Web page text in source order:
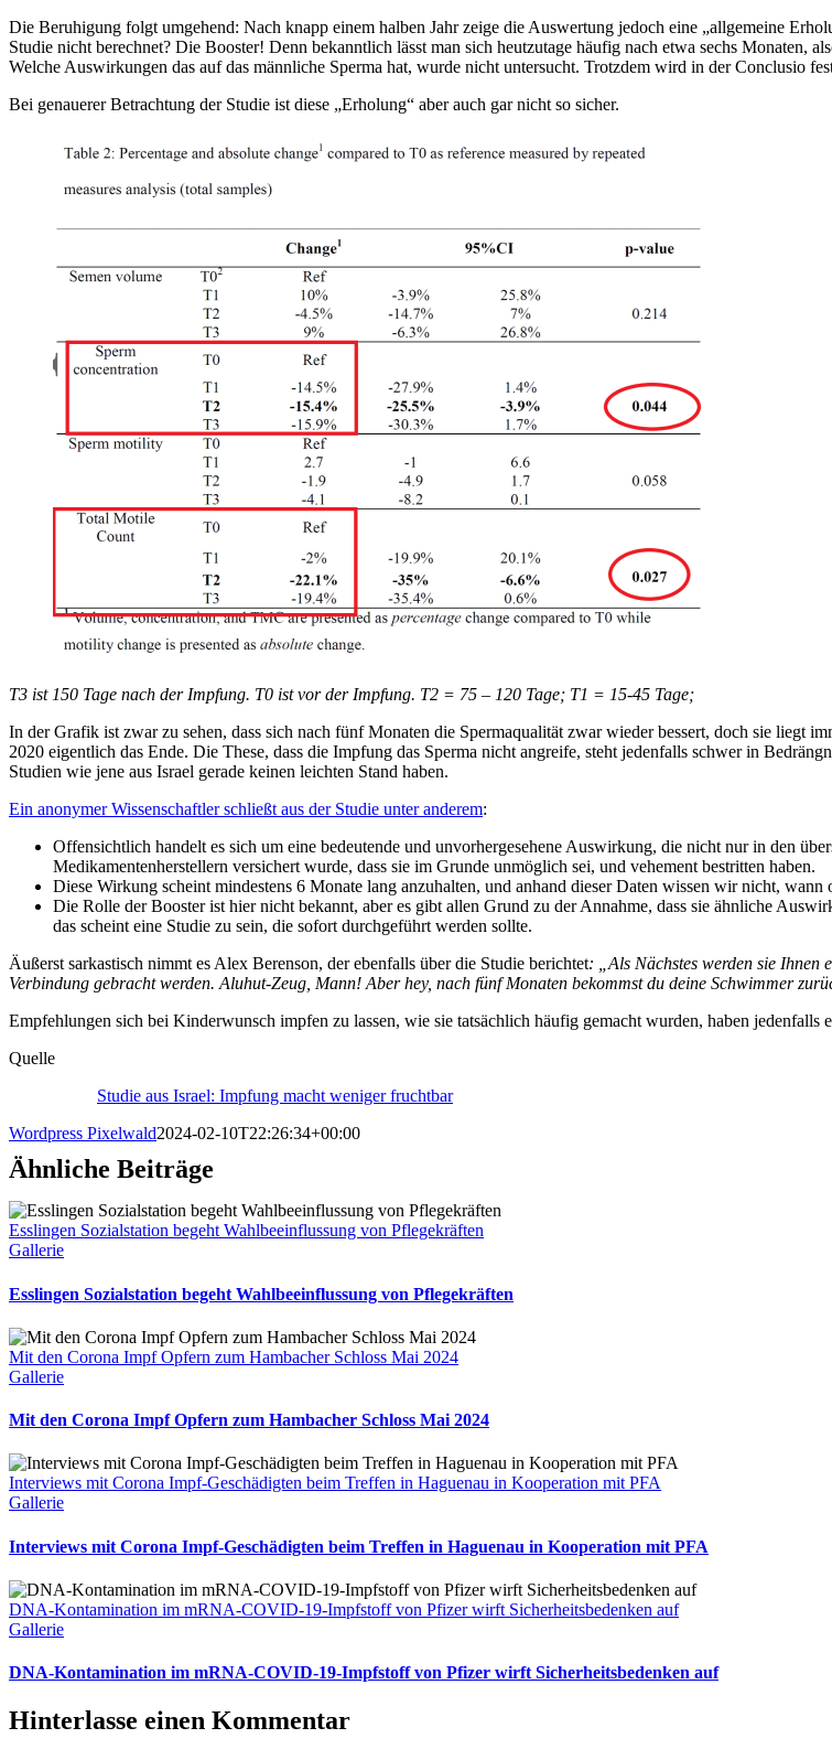
Die Beruhigung folgt umgehend: Nach knapp einem halben Jahr zeige die Auswertung jedoch eine „allgemeine
Studie nicht berechnet? Die Booster! Denn bekanntlich lässt man sich heutzutage häufig nach etwa sechs Monaten,
Welche Auswirkungen das auf das männliche Sperma hat, wurde nicht untersucht. Trotzdem wird in der Conclusio
Bei genauerer Betrachtung der Studie ist diese „Erholung“ aber auch gar nicht so sicher.
T3 ist 150 Tage nach der Impfung. T0 ist vor der Impfung. T2 = 75 – 120 Tage; T1 = 15-45 Tage;
In der Grafik ist zwar zu sehen, dass sich nach fünf Monaten die Spermaqualität zwar wieder bessert, doch sie
2020 eigentlich das Ende. Die These, dass die Impfung das Sperma nicht angreife, steht jedenfalls schwer in
Studien wie jene aus Israel gerade keinen leichten Stand haben.
Ein anonymer Wissenschaftler schließt aus der Studie unter anderem:
Offensichtlich handelt es sich um eine bedeutende und unvorhergesehene Auswirkung, die nicht nur in den
Medikamentenherstellern versichert wurde, dass sie im Grunde unmöglich sei, und vehement bestritten haben.
Diese Wirkung scheint mindestens 6 Monate lang anzuhalten, und anhand dieser Daten wissen wir nicht,
Die Rolle der Booster ist hier nicht bekannt, aber es gibt allen Grund zu der Annahme, dass sie ähnliche
das scheint eine Studie zu sein, die sofort durchgeführt werden sollte.
Äußerst sarkastisch nimmt es Alex Berenson, der ebenfalls über die Studie berichtet: „Als Nächstes werden sie Ihnen
Verbindung gebracht werden. Aluhut-Zeug, Mann! Aber hey, nach fünf Monaten bekommst du deine Schwimmer
Empfehlungen sich bei Kinderwunsch impfen zu lassen, wie sie tatsächlich häufig gemacht wurden, haben jedenfalls
Quelle
Studie aus Israel: Impfung macht weniger fruchtbar
Wordpress Pixelwald2024-02-10T22:26:34+00:00
Ähnliche Beiträge
Esslingen Sozialstation begeht Wahlbeeinflussung von Pflegekräften
Gallerie
Esslingen Sozialstation begeht Wahlbeeinflussung von Pflegekräften
Mit den Corona Impf Opfern zum Hambacher Schloss Mai 2024
Gallerie
Mit den Corona Impf Opfern zum Hambacher Schloss Mai 2024
Interviews mit Corona Impf-Geschädigten beim Treffen in Haguenau in Kooperation mit PFA
Gallerie
Interviews mit Corona Impf-Geschädigten beim Treffen in Haguenau in Kooperation mit PFA
DNA-Kontamination im mRNA-COVID-19-Impfstoff von Pfizer wirft Sicherheitsbedenken auf
Gallerie
DNA-Kontamination im mRNA-COVID-19-Impfstoff von Pfizer wirft Sicherheitsbedenken auf
Hinterlasse einen Kommentar